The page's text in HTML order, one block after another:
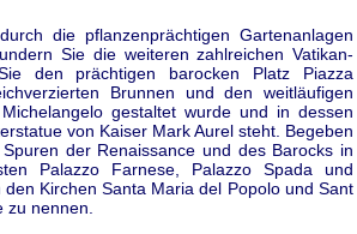
die pflanzenprächtigen Gartenanlagen
Sie die weiteren zahlreichen Vatikan-
den prächtigen barocken Platz Piazza
Brunnen und den weitläufigen
gestaltet wurde und in dessen
von Kaiser Mark Aurel steht. Begeben
der Renaissance und des Barocks in
Palazzo Farnese, Palazzo Spada und
den Kirchen Santa Maria del Popolo und Sant
nennen.